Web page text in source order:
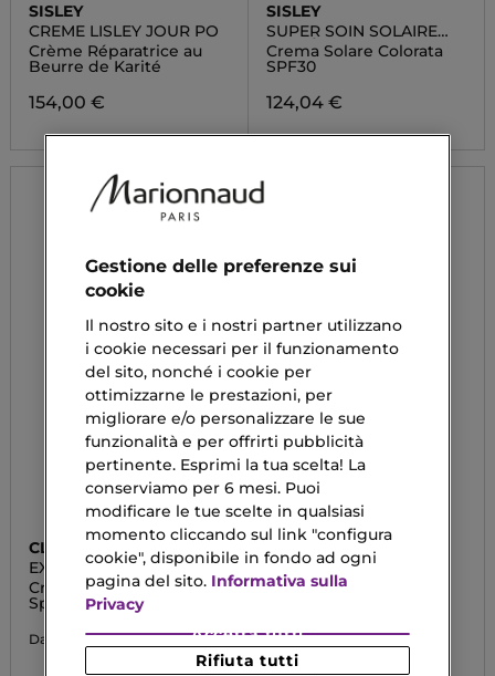
SISLEY
CREME LISLEY JOUR PO
Crème Réparatrice au
Beurre de Karité
154,00 €
SISLEY
SUPER SOIN SOLAIRE
TEINTÈ
Crema Solare Colorata
SPF30
124,04 €
CLARINS
EXTRA-FIRMING JOUR
Crema Giorno Anti-Età
Speciale Pelle Secca
Da 75,67 €
VEBIX
DERMOLINE
Crema 24 Ore
8,40 €
Gestione delle preferenze sui
cookie
Il nostro sito e i nostri partner utilizzano
i cookie necessari per il funzionamento
del sito, nonché i cookie per
ottimizzarne le prestazioni, per
migliorare e/o personalizzare le sue
funzionalità e per offrirti pubblicità
pertinente. Esprimi la tua scelta! La
conserviamo per 6 mesi. Puoi
modificare le tue scelte in qualsiasi
momento cliccando sul link "configura
cookie", disponibile in fondo ad ogni
pagina del sito. Informativa sulla
Privacy
Rifiuta tutti
Accetta tutti